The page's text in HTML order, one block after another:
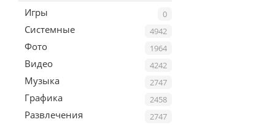
0
Игры
4942
Системные
1964
Фото
4242
Видео
2747
Музыка
2458
Графика
2747
Развлечения